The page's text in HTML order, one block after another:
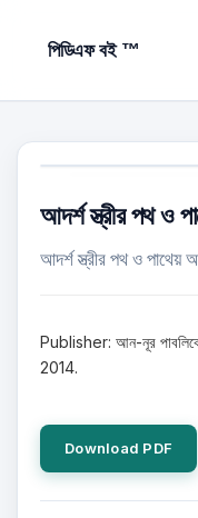
পিডিএফ বই ™
আদর্শ স্ত্রীর পথ ও
আদর্শ স্ত্রীর পথ ও পাথেয়
Publisher: আন-নূর
2014.
Download PDF